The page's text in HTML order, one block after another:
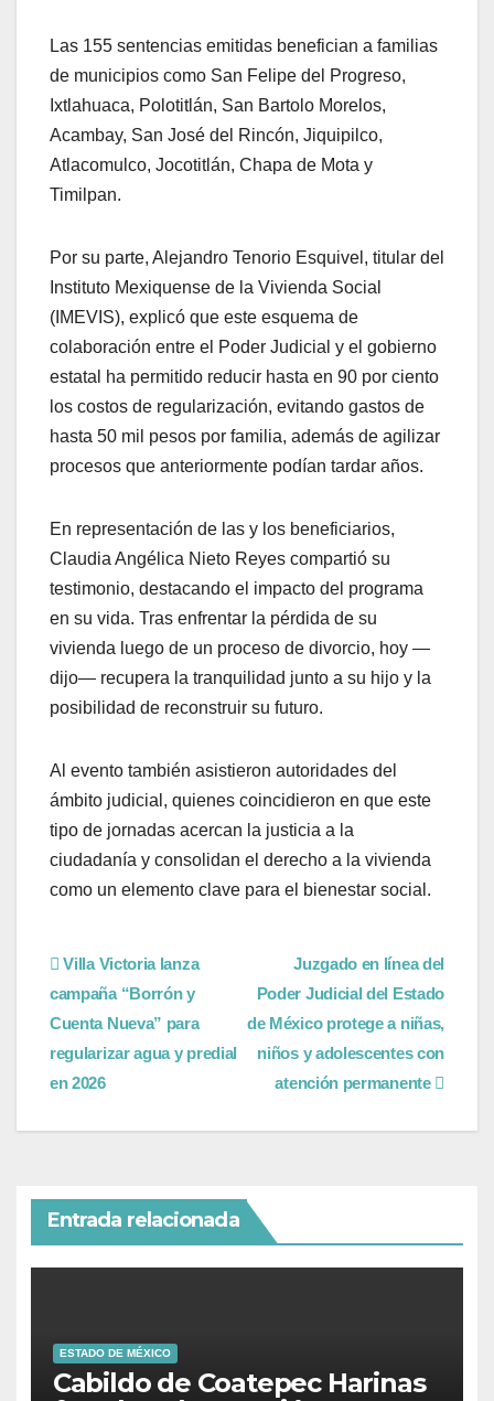
Las 155 sentencias emitidas benefician a familias
de municipios como San Felipe del Progreso,
Ixtlahuaca, Polotitlán, San Bartolo Morelos,
Acambay, San José del Rincón, Jiquipilco,
Atlacomulco, Jocotitlán, Chapa de Mota y
Timilpan.
Por su parte, Alejandro Tenorio Esquivel, titular del
Instituto Mexiquense de la Vivienda Social
(IMEVIS), explicó que este esquema de
colaboración entre el Poder Judicial y el gobierno
estatal ha permitido reducir hasta en 90 por ciento
los costos de regularización, evitando gastos de
hasta 50 mil pesos por familia, además de agilizar
procesos que anteriormente podían tardar años.
En representación de las y los beneficiarios,
Claudia Angélica Nieto Reyes compartió su
testimonio, destacando el impacto del programa
en su vida. Tras enfrentar la pérdida de su
vivienda luego de un proceso de divorcio, hoy —
dijo— recupera la tranquilidad junto a su hijo y la
posibilidad de reconstruir su futuro.
Al evento también asistieron autoridades del
ámbito judicial, quienes coincidieron en que este
tipo de jornadas acercan la justicia a la
ciudadanía y consolidan el derecho a la vivienda
como un elemento clave para el bienestar social.
Juzgado en línea del
Poder Judicial del Estado
de México protege a niñas,
niños y adolescentes con
atención permanente
Villa Victoria lanza
campaña “Borrón y
Cuenta Nueva” para
regularizar agua y predial
en 2026
Entrada relacionada
ESTADO DE MÉXICO
Cabildo de Coatepec Harinas